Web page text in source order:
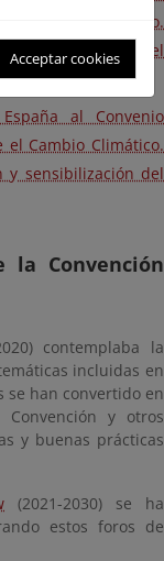
el Cambio Climático.
y sensibilización del
al Convenio
el Cambio Climático.
y sensibilización del
la Convención
contemplaba la
incluidas en
se han convertido en
y otros
y buenas prácticas
(2021-2030) se ha
estos foros de
Acceptar cookies